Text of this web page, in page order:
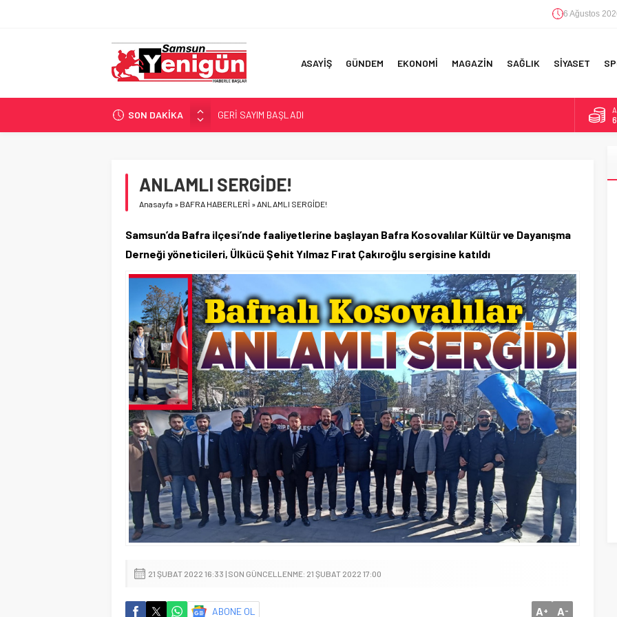
6 Ağustos
ASAYİŞ GÜNDEM EKONOMİ MAGAZİN SAĞLIK SİYASET
SON DAKİKA
GERİ SAYIM BAŞLADI
SAMSUNSPOR’DA HEDEF 5’İNCİLİK!
İŞTE FINDIK FİYATI!
YÖNETİCİ SEÇERKEN YAPILAN EN BÜYÜK HATALAR
ANLAMLI SERGİDE!
Anasayfa » BAFRA HABERLERİ »ANLAMLI SERGİDE!
Samsun’da Bafra ilçesi’nde faaliyetlerine başlayan Bafra Kosovalılar Kültür ve Dayanışma
Derneği yöneticileri, Ülkücü Şehit Yılmaz Fırat Çakıroğlu sergisine katıldı
21 ŞUBAT 2022 16:33 | SON GÜNCELLENME: 21 ŞUBAT 2022 17:00
ABONE OL A+ A-